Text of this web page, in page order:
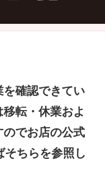
確認できてい
転・休業およ
でお店の公式
そちらを参照し